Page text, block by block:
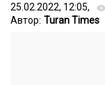
25.02.2022, 12:05,
Автор: Turan Times